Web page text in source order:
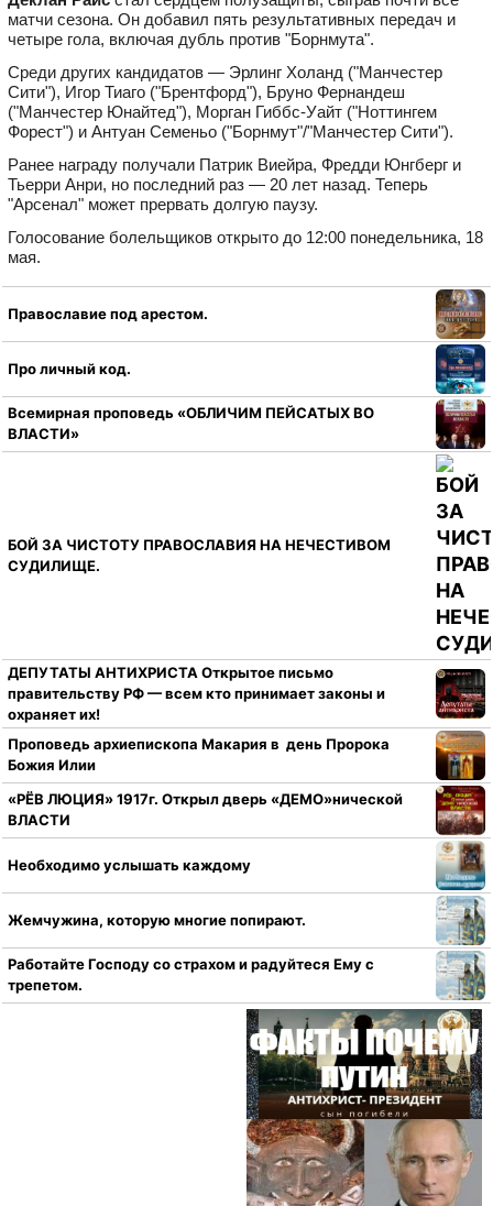
матчи сезона. Он добавил пять результативных передач и
четыре гола, включая дубль против "Борнмута".
Среди других кандидатов — Эрлинг Холанд ("Манчестер
Сити"), Игор Тиаго ("Брентфорд"), Бруно Фернандеш
("Манчестер Юнайтед"), Морган Гиббс-Уайт ("Ноттингем
Форест") и Антуан Семеньо ("Борнмут"/"Манчестер Сити").
Ранее награду получали Патрик Виейра, Фредди Юнгберг и
Тьерри Анри, но последний раз — 20 лет назад. Теперь
"Арсенал" может прервать долгую паузу.
Голосование болельщиков открыто до 12:00 понедельника, 18
мая.
Православие под арестом.
Про личный код.
Всемирная проповедь «ОБЛИЧИМ ПЕЙСАТЫХ ВО
ВЛАСТИ»
БОЙ ЗА ЧИСТОТУ ПРАВОСЛАВИЯ НА НЕЧЕСТИВОМ
СУДИЛИЩЕ.
ДЕПУТАТЫ АНТИХРИСТА Открытое письмо
правительству РФ — всем кто принимает законы и
охраняет их!
Проповедь архиепископа Макария в день Пророка
Божия Илии
«РЁВ ЛЮЦИЯ» 1917г. Открыл дверь «ДЕМО»нической
ВЛАСТИ
Необходимо услышать каждому
Жемчужина, которую многие попирают.
Работайте Господу со страхом и радуйтеся Ему с
трепетом.